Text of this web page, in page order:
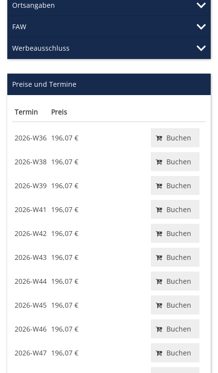
Ortsangaben
FAW
Werbeausschluss
Preise und Termine
Termin Preis
2026-W36 196,07 € Buchen
2026-W38 196,07 € Buchen
2026-W39 196,07 € Buchen
2026-W41 196,07 € Buchen
2026-W42 196,07 € Buchen
2026-W43 196,07 € Buchen
2026-W44 196,07 € Buchen
2026-W45 196,07 € Buchen
2026-W46 196,07 € Buchen
2026-W47 196,07 € Buchen